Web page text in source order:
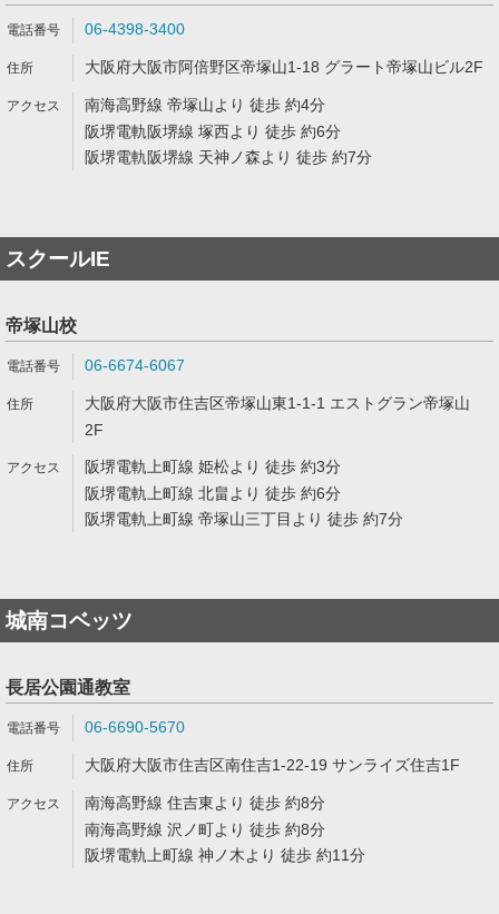
06-4398-3400
大阪府大阪市阿倍野区帝塚山1-18 グラート帝塚山ビル2F
南海高野線 帝塚山より 徒歩 約4分
阪堺電軌阪堺線 塚西より 徒歩 約6分
阪堺電軌阪堺線 天神ノ森より 徒歩 約7分
スクールIE
帝塚山校
06-6674-6067
大阪府大阪市住吉区帝塚山東1-1-1 エストグラン帝塚山
2F
阪堺電軌上町線 姫松より 徒歩 約3分
阪堺電軌上町線 北畠より 徒歩 約6分
阪堺電軌上町線 帝塚山三丁目より 徒歩 約7分
城南コベッツ
長居公園通教室
06-6690-5670
大阪府大阪市住吉区南住吉1-22-19 サンライズ住吉1F
南海高野線 住吉東より 徒歩 約8分
南海高野線 沢ノ町より 徒歩 約8分
阪堺電軌上町線 神ノ木より 徒歩 約11分